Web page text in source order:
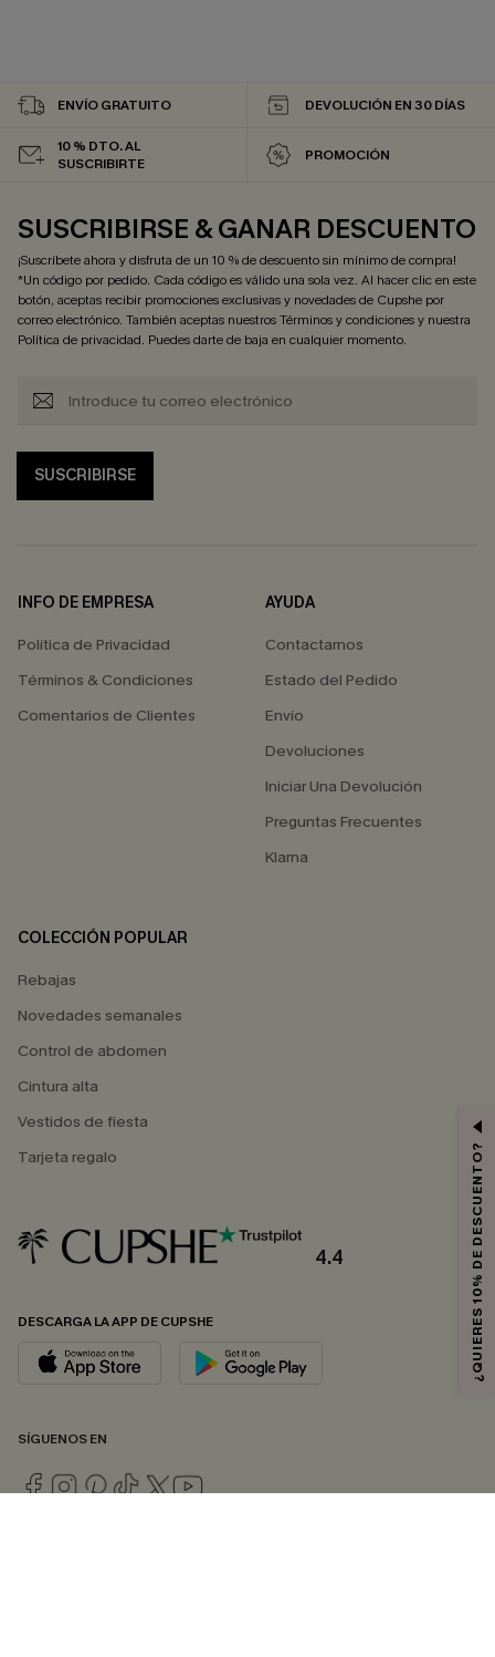
ENVÍO GRATUITO DEVOLUCIÓN EN 30 DÍAS
10 % DTO. AL
SUSCRIBIRTE
PROMOCIÓN
SUSCRIBIRSE & GANAR DESCUENTO
¡Suscríbete ahora y disfruta de un 10 % de descuento sin mínimo de compra!
*Un código por pedido. Cada código es válido una sola vez. Al hacer clic en este
botón, aceptas recibir promociones exclusivas y novedades de Cupshe por
correo electrónico. También aceptas nuestrosTérminos y condicionesy nuestra
Política de privacidad. Puedes darte de baja en cualquier momento.
SUSCRIBIRSE
INFO DE EMPRESA
Política de Privacidad
Términos & Condiciones
Comentarios de Clientes
AYUDA
Contactarnos
Estado del Pedido
Envío
Devoluciones
Iniciar Una Devolución
Preguntas Frecuentes
Klarna
COLECCIÓN POPULAR
Rebajas
Novedades semanales
Control de abdomen
Cintura alta
Vestidos de fiesta
Tarjeta regalo
4.4
DESCARGA LA APP DE CUPSHE
SÍGUENOS EN
¿QUIERES 10% DE DESCUENTO?